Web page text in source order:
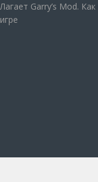
Лагает Garry’s Mod.
игре